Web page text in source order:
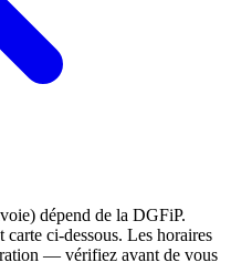
dépend de la DGFiP.
carte ci-dessous. Les horaires
— vérifiez avant de vous